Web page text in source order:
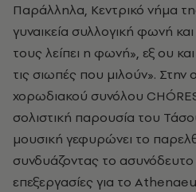
Παράλληλα, Κεντρικό νήμα
γυναικεία συλλογική φωνή
τους λείπει η φωνή», εξ ου
τις σιωπές που μιλούν».
χορωδιακού συνόλου
σολιστική παρουσία του
μουσική γεφυρώνει το
συνδυάζοντας το
επεξεργασίες για το